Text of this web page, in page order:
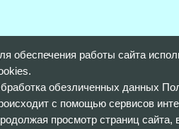
обеспечения работы сайта
обезличенных данных
с помощью сервисов
просмотр страниц сайта,